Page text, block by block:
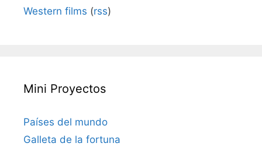
Western films (rss)
Mini Proyectos
Países del mundo
Galleta de la fortuna